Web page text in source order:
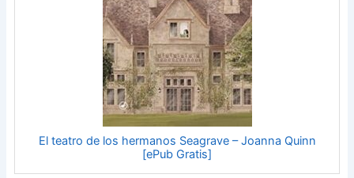
El teatro de los hermanos Seagrave – Joanna Quinn
[ePub Gratis]